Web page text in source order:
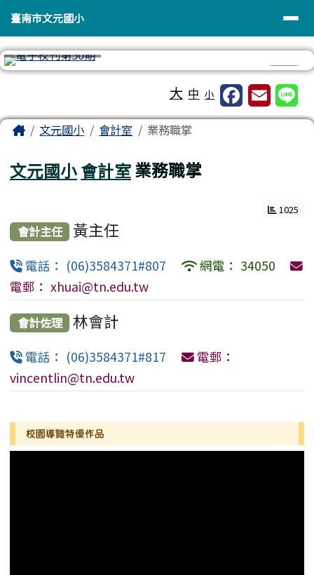
臺南市文元國小
導覽列
臺南市文元國小
大 中 小
主內容區域
Home文元國小 會計室 業務職掌
文元國小會計室業務職掌
1025
會計主任 黃主任
電話： (06)3584371#807
網電： 34050
電郵： xhuai@tn.edu.tw
會計佐理 林會計
電話： (06)3584371#817
電郵：
vincentlin@tn.edu.tw
左邊區域內容
校園導覽特優作品
頁尾區域